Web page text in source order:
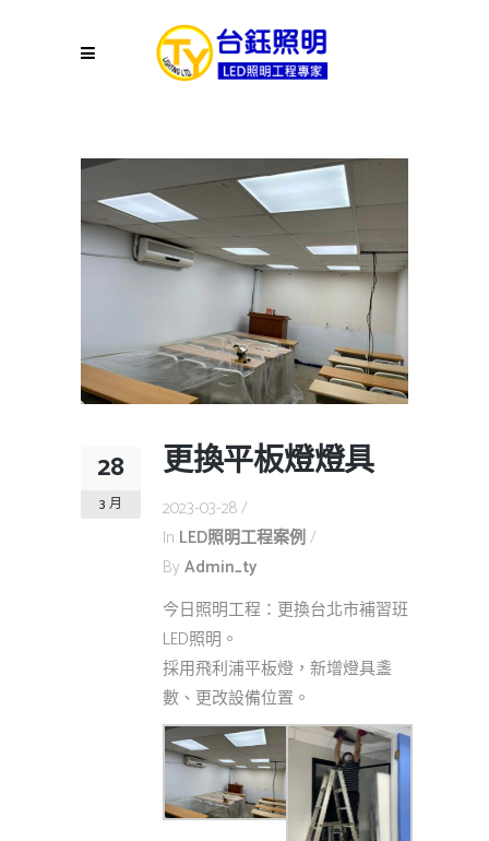
28
3 月
更換平板燈燈具
2023-03-28
In LED照明工程案例
By Admin_ty
今日照明工程：更換台北市補習班
LED照明。
採用飛利浦平板燈，新增燈具盞
數、更改設備位置。